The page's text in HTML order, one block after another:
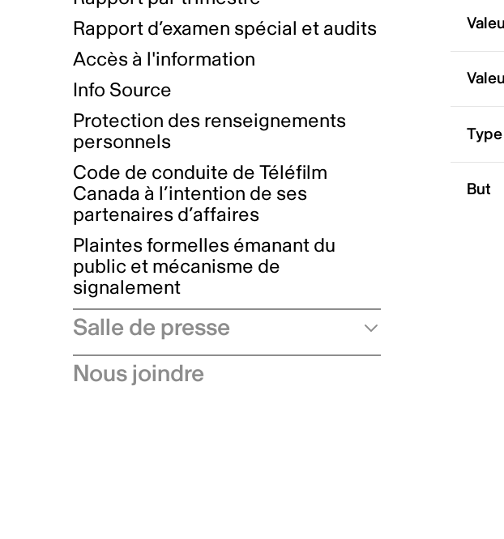
Rapport d’examen spécial et audits
Accès à l'information
Info Source
Protection des renseignements
personnels
Code de conduite de Téléfilm
Canada à l’intention de ses
partenaires d’affaires
Plaintes formelles émanant du
public et mécanisme de
signalement
Salle de presse
Communiqués de presse
Nous joindre
Type
But